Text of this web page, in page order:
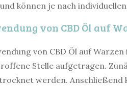
können je nach
von CBD Öl auf
von CBD Öl auf
Stelle aufgetragen.
werden. Anschließend